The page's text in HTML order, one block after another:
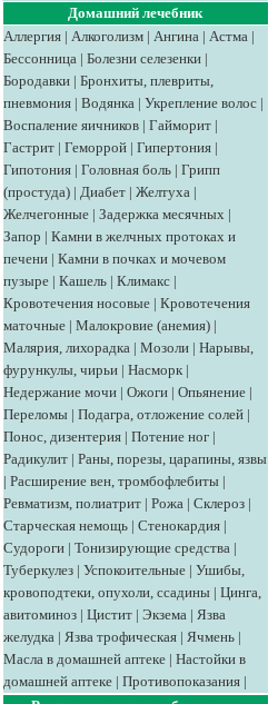
Домашний лечебник
Аллергия | Алкоголизм | Ангина | Астма |
Бессонница | Болезни селезенки |
Бородавки | Бронхиты, плевриты,
пневмония | Водянка | Укрепление волос |
Воспаление яичников | Гайморит |
Гастрит | Геморрой | Гипертония |
Гипотония | Головная боль | Грипп
(простуда) | Диабет | Желтуха |
Желчегонные | Задержка месячных |
Запор | Камни в желчных протоках и
печени | Камни в почках и мочевом
пузыре | Кашель | Климакс |
Кровотечения носовые | Кровотечения
маточные | Малокровие (анемия) |
Малярия, лихорадка | Мозоли | Нарывы,
фурункулы, чирьи | Насморк |
Недержание мочи | Ожоги | Опьянение |
Переломы | Подагра, отложение солей |
Понос, дизентерия | Потение ног |
Радикулит | Раны, порезы, царапины, язвы
| Расширение вен, тромбофлебиты |
Ревматизм, полиатрит | Рожа | Склероз |
Старческая немощь | Стенокардия |
Судороги | Тонизирующие средства |
Туберкулез | Успокоительные | Ушибы,
кровоподтеки, опухоли, ссадины | Цинга,
авитоминоз | Цистит | Экзема | Язва
желудка | Язва трофическая | Ячмень |
Масла в домашней аптеке | Настойки в
домашней аптеке | Противопоказания |